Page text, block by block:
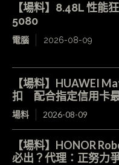
【場料】8.48L 性能
5080
電腦 2026-08-09
【場料】HUAWEI
扣 配合指定信用卡
場料 2026-08-09
【場料】HONOR
必出？代理：正努力